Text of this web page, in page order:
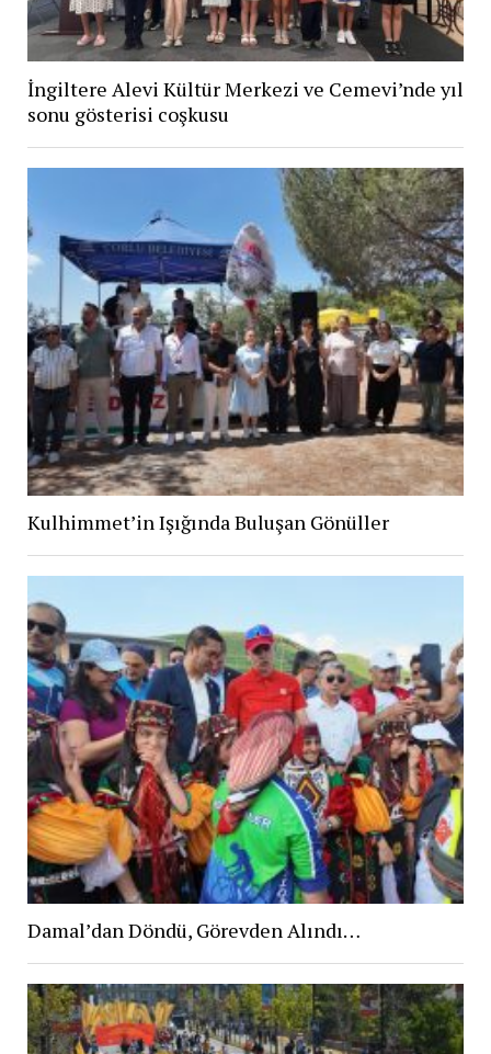
İngiltere Alevi Kültür Merkezi ve Cemevi’nde yıl
sonu gösterisi coşkusu
Kulhimmet’in Işığında Buluşan Gönüller
Damal’dan Döndü, Görevden Alındı…